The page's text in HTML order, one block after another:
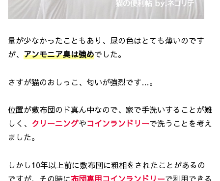
量が少なかったこともあり、尿の色はとても薄いのです
が、 アンモニア臭は強めでした。
さすが猫のおしっこ、匂いが強烈です…。
位置が敷布団のド真ん中なので、家で手洗いすることが難
しく、 クリーニングやコインランドリーで洗うことを考え
ました。
しかし10年以上前に敷布団に粗相をされたことがあるの
ですが、その時に布団専用コインランドリーで利用できる